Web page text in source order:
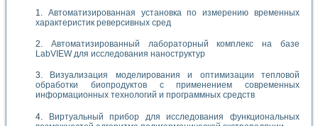
Автоматизированная установка по измерению временных
характеристик реверсивных сред
Автоматизированный лабораторный комплекс на базе
LabVIEW для исследования наноструктур
Визуализация моделирования и оптимизации тепловой
обработки биопродуктов с применением современных
информационных технологий и программных средств
Виртуальный прибор для исследования функциональных